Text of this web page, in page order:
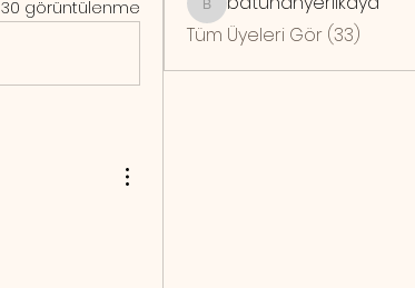
30 görüntülenme batuhanyerlikaya
Tüm Üyeleri Gör (33)